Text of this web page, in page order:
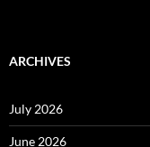
ARCHIVES
July 2026
June 2026